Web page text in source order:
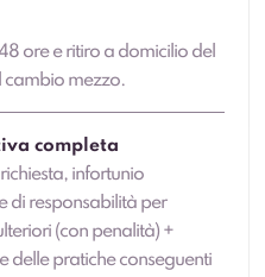
ore e ritiro a domicilio del
cambio mezzo.
completa
infortunio
di responsabilità per
(con penalità) +
delle pratiche conseguenti